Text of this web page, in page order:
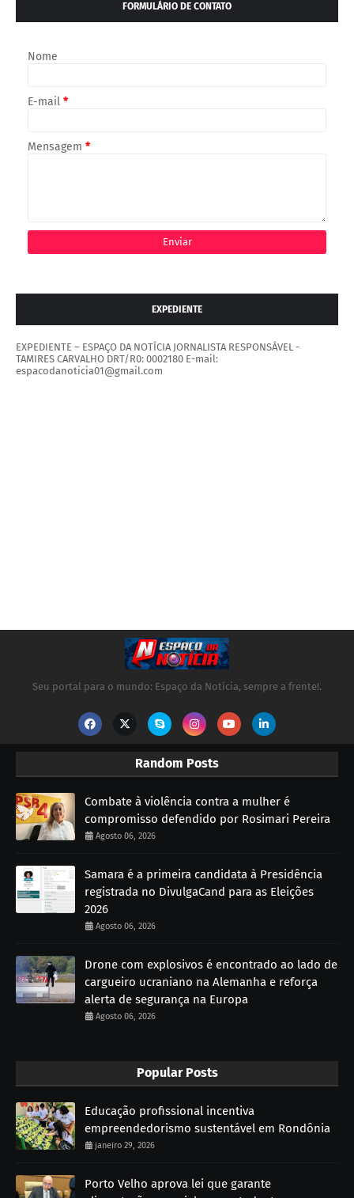
FORMULÁRIO DE CONTATO
Nome
E-mail *
Mensagem *
EXPEDIENTE
EXPEDIENTE – ESPAÇO DA NOTÍCIA JORNALISTA RESPONSÁVEL -
TAMIRES CARVALHO DRT/R0: 0002180 E-mail:
espacodanoticia01@gmail.com
Seu portal para o mundo: Espaço da Notícia, sempre a frente!.
Random Posts
Combate à violência contra a mulher é
compromisso defendido por Rosimari Pereira
Agosto 06, 2026
Samara é a primeira candidata à Presidência
registrada no DivulgaCand para as Eleições
2026
Agosto 06, 2026
Drone com explosivos é encontrado ao lado de
cargueiro ucraniano na Alemanha e reforça
alerta de segurança na Europa
Agosto 06, 2026
Popular Posts
Educação profissional incentiva
empreendedorismo sustentável em Rondônia
janeiro 29, 2026
Porto Velho aprova lei que garante